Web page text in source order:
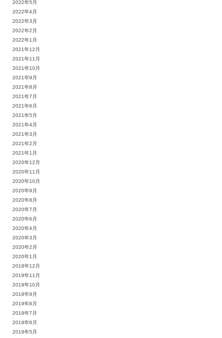
2022年5月
2022年4月
2022年3月
2022年2月
2022年1月
2021年12月
2021年11月
2021年10月
2021年9月
2021年8月
2021年7月
2021年6月
2021年5月
2021年4月
2021年3月
2021年2月
2021年1月
2020年12月
2020年11月
2020年10月
2020年9月
2020年8月
2020年7月
2020年6月
2020年4月
2020年3月
2020年2月
2020年1月
2019年12月
2019年11月
2019年10月
2019年9月
2019年8月
2019年7月
2019年6月
2019年5月